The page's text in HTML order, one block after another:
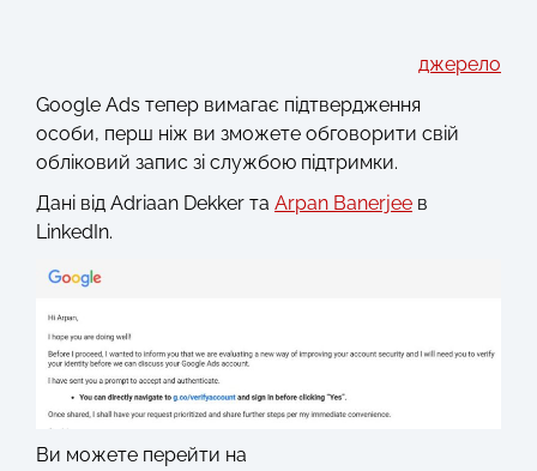
джерело
Google Ads тепер вимагає підтвердження
особи, перш ніж ви зможете обговорити свій
обліковий запис зі службою підтримки.
Дані від Adriaan Dekker та Arpan Banerjee в
LinkedIn.
Ви можете перейти на